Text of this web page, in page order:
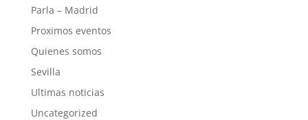
Parla – Madrid
Proximos eventos
Quienes somos
Sevilla
Ultimas noticias
Uncategorized